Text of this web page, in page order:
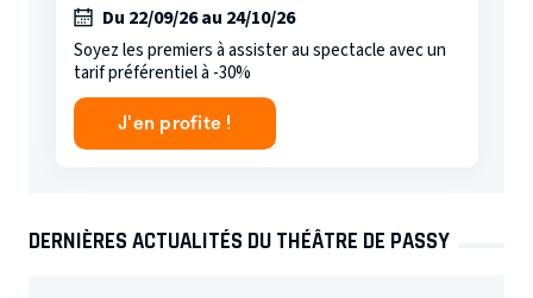
Du 22/09/26 au 24/10/26
Soyez les premiers à assister au spectacle avec un
tarif préférentiel à -30%
J'en profite !
DERNIÈRES ACTUALITÉS DU THÉÂTRE DE PASSY